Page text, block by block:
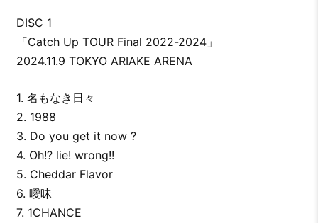
DISC 1
「Catch Up TOUR Final 2022-2024」
2024.11.9 TOKYO ARIAKE ARENA
1. 名もなき日々
2. 1988
3. Do you get it now ?
4. Oh!? lie! wrong!!
5. Cheddar Flavor
6. 曖昧
7. 1CHANCE